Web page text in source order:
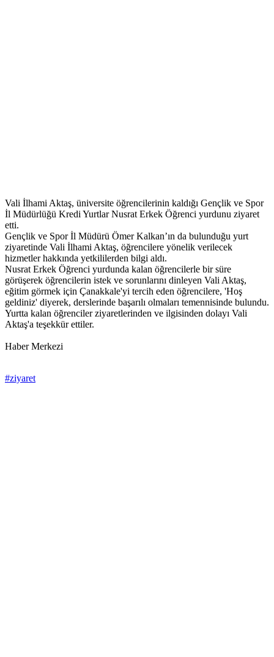
Vali İlhami Aktaş, üniversite öğrencilerinin kaldığı Gençlik ve Spor
İl Müdürlüğü Kredi Yurtlar Nusrat Erkek Öğrenci yurdunu ziyaret
etti.
Gençlik ve Spor İl Müdürü Ömer Kalkan’ın da bulunduğu yurt
ziyaretinde Vali İlhami Aktaş, öğrencilere yönelik verilecek
hizmetler hakkında yetkililerden bilgi aldı.
Nusrat Erkek Öğrenci yurdunda kalan öğrencilerle bir süre
görüşerek öğrencilerin istek ve sorunlarını dinleyen Vali Aktaş,
eğitim görmek için Çanakkale'yi tercih eden öğrencilere, 'Hoş
geldiniz' diyerek, derslerinde başarılı olmaları temennisinde bulundu.
Yurtta kalan öğrenciler ziyaretlerinden ve ilgisinden dolayı Vali
Aktaş'a teşekkür ettiler.
Haber Merkezi
#ziyaret